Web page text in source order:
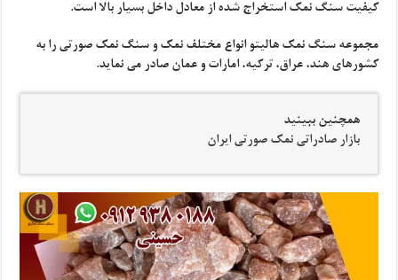
کیفیت سنگ نمک استخراج شده از معادل داخل بسیار بالا است.
مجموعه سنگ نمک هالیتو انواع مختلف نمک و سنگ نمک صورتی را به
کشورهای هند، عراق، ترکیه، امارات و عمان صادر می نماید.
همچنین ببینید
بازار صادراتی نمک صورتی ایران